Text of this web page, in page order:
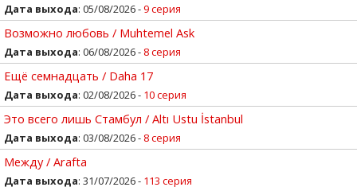
Дата выхода: 05/08/2026 -9 серия
Возможно любовь / Muhtemel Ask
Дата выхода: 06/08/2026 - 8 серия
Ещё семнадцать / Daha 17
Дата выхода: 02/08/2026 - 10 серия
Это всего лишь Стамбул / Altı Ustu İstanbul
Дата выхода: 03/08/2026 - 8 серия
Между / Arafta
Дата выхода: 31/07/2026 - 113 серия